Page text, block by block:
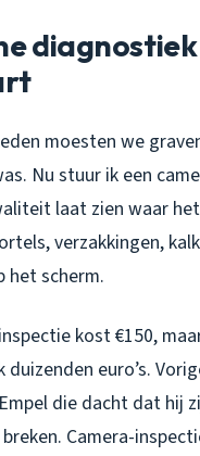
moesten we
Nu stuur ik een
laat zien waar
verzakkingen,
het scherm.
kost €150,
duizenden euro’s.
die dacht dat hij
Camera-